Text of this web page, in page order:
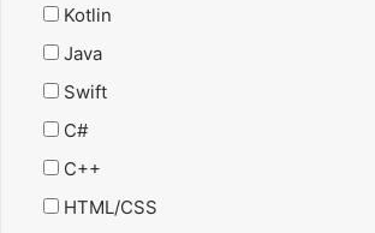
Kotlin
Java
Swift
C#
C++
HTML/CSS